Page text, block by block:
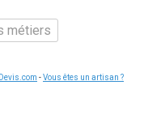
métiers
-Vous êtes un artisan ?